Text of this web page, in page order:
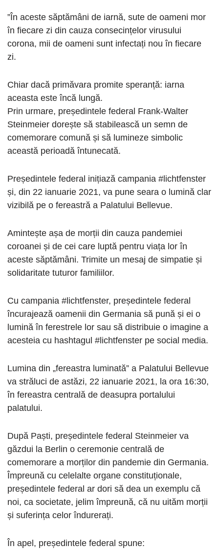
”În aceste săptămâni de iarnă, sute de oameni mor
în fiecare zi din cauza consecințelor virusului
corona, mii de oameni sunt infectați nou în fiecare
zi.
Chiar dacă primăvara promite speranță: iarna
aceasta este încă lungă.
Prin urmare, președintele federal Frank-Walter
Steinmeier dorește să stabilească un semn de
comemorare comună și să lumineze simbolic
această perioadă întunecată.
Președintele federal inițiază campania #lichtfenster
și, din 22 ianuarie 2021, va pune seara o lumină clar
vizibilă pe o fereastră a Palatului Bellevue.
Amintește așa de morții din cauza pandemiei
coroanei și de cei care luptă pentru viața lor în
aceste săptămâni. Trimite un mesaj de simpatie și
solidaritate tuturor familiilor.
Cu campania #lichtfenster, președintele federal
încurajează oamenii din Germania să pună și ei o
lumină în ferestrele lor sau să distribuie o imagine a
acesteia cu hashtagul #lichtfenster pe social media.
Lumina din „fereastra luminată” a Palatului Bellevue
va străluci de astăzi, 22 ianuarie 2021, la ora 16:30,
în fereastra centrală de deasupra portalului
palatului.
După Paști, președintele federal Steinmeier va
găzdui la Berlin o ceremonie centrală de
comemorare a morților din pandemie din Germania.
Împreună cu celelalte organe constituționale,
președintele federal ar dori să dea un exemplu că
noi, ca societate, jelim împreună, că nu uităm morții
și suferința celor îndurerați.
În apel, președintele federal spune: